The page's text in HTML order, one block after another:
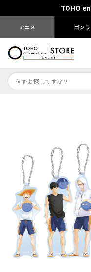
TOHO
アニメ ゴジラ
じゅじゅフェス 2026
薬屋のひとりごと 夏
名探偵コナン
アニメ『僕のヒーロ
ハイキュー!!ジャー